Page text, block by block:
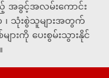
အခွင့်အလမ်းကောင်း
၊ သုံးစွဲသူများအတွက်
းကို ပေးစွမ်းသွားနိုင်